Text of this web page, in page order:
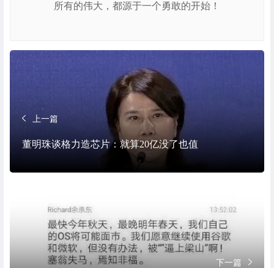
所有的伟大，都源于一个勇敢的开始！
上一篇
董明珠谈格力造芯片：就算20亿没了也值
下一篇